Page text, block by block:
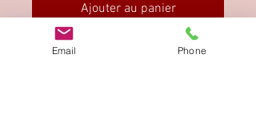
Ajouter au panier
Lettere del periodo della Repubblica
Email Phone